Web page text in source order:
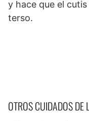
y hace que el
terso.
OTROS CUIDADOS